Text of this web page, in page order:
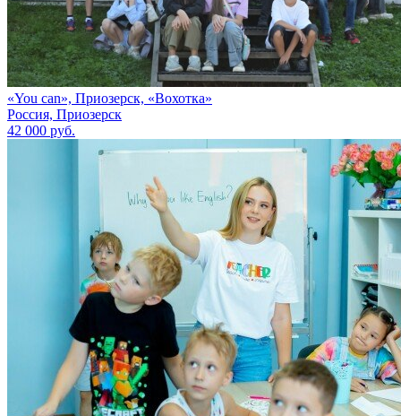
«You can», Приозерск, «Вохотка»
Россия, Приозерск
42 000 руб.